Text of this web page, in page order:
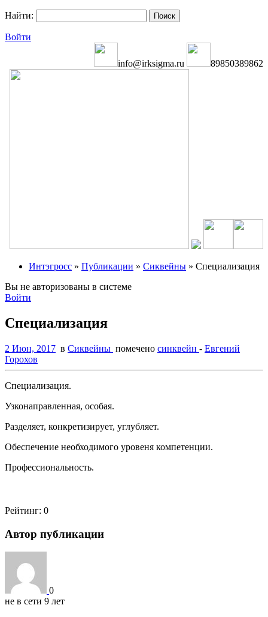
Найти:
Войти
info@irksigma.ru 89850389862
Интэгросс » Публикации » Сиквейны » Специализация
Вы не авторизованы в системе
Войти
Специализация
2 Июн, 2017 в Сиквейны помечено синквейн - Евгений
Горохов
Специализация.
Узконаправленная, особая.
Разделяет, конкретизирует, углубляет.
Обеспечение необходимого уровеня компетенции.
Профессиональность.
Рейтинг: 0
Автор публикации
0
не в сети 9 лет